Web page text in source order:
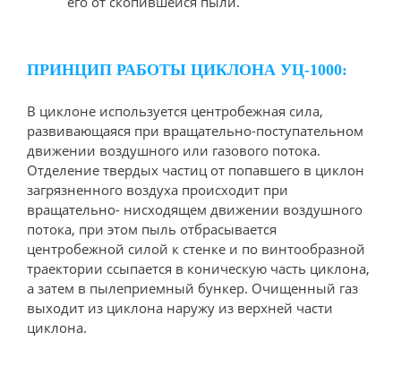
ПРИНЦИП РАБОТЫ ЦИКЛОНА УЦ-1000:
В циклоне используется центробежная сила,
развивающаяся при вращательно-поступательном
движении воздушного или газового потока.
Отделение твердых частиц от попавшего в циклон
загрязненного воздуха происходит при
вращательно- нисходящем движении воздушного
потока, при этом пыль отбрасывается
центробежной силой к стенке и по винтообразной
траектории ссыпается в коническую часть циклона,
а затем в пылеприемный бункер. Очищенный газ
выходит из циклона наружу из верхней части
циклона.